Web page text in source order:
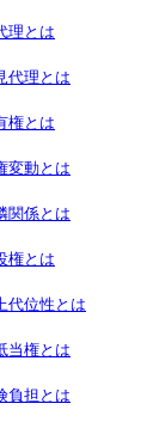
理とは
代理とは
権とは
変動とは
関係とは
権とは
代位性とは
当権とは
負担とは